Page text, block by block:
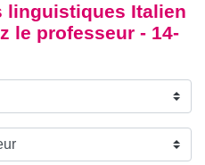
linguistiques Italien
le professeur - 14-